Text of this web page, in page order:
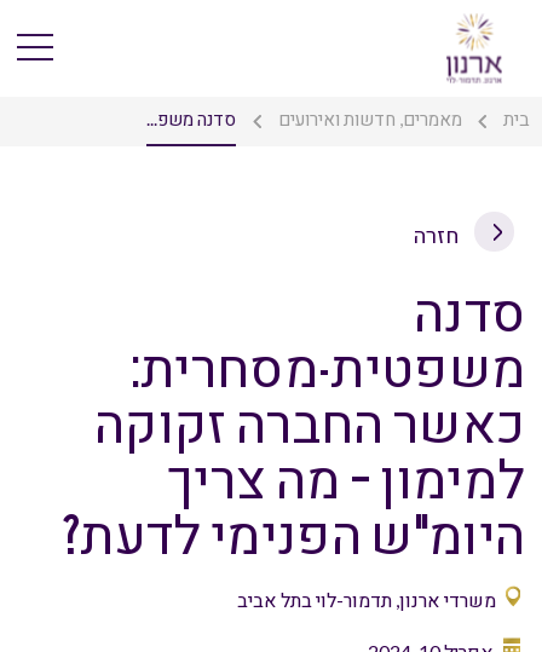
בית מאמרים, חדשות ואירועים סדנה משפ...
חזרה
סדנה
משפטית-מסחרית:
כאשר החברה זקוקה
למימון – מה צריך
היומ"ש הפנימי לדעת?
משרדי ארנון, תדמור-לוי בתל אביב